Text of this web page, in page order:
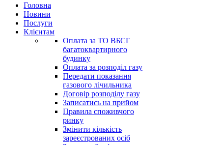
Головна
Новини
Послуги
Клієнтам
Оплата за ТО ВБСГ
багатоквартирного
будинку
Оплата за розподіл газу
Передати показання
газового лічильника
Договір розподілу газу
Записатись на прийом
Правила споживчого
ринку
Змінити кількість
зареєстрованих осіб